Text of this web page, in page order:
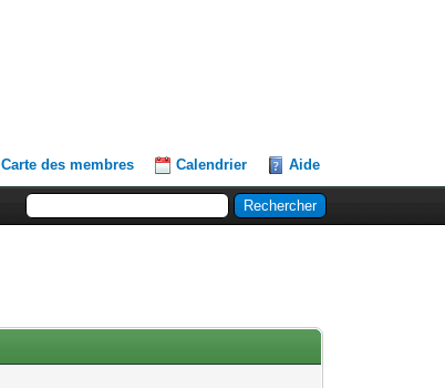
Carte des membres Calendrier Aide